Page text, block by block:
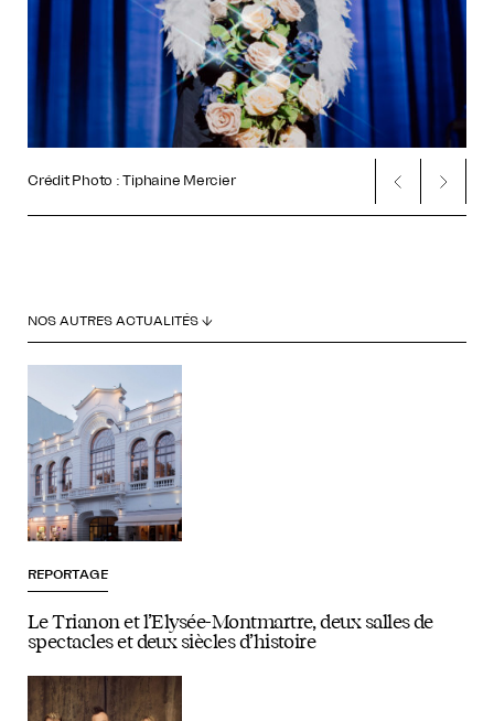
Crédit Photo : Tiphaine Mercier
NOS AUTRES ACTUALITÉS ↓
REPORTAGE
Le Trianon et l’Elysée-Montmartre, deux salles de
spectacles et deux siècles d’histoire